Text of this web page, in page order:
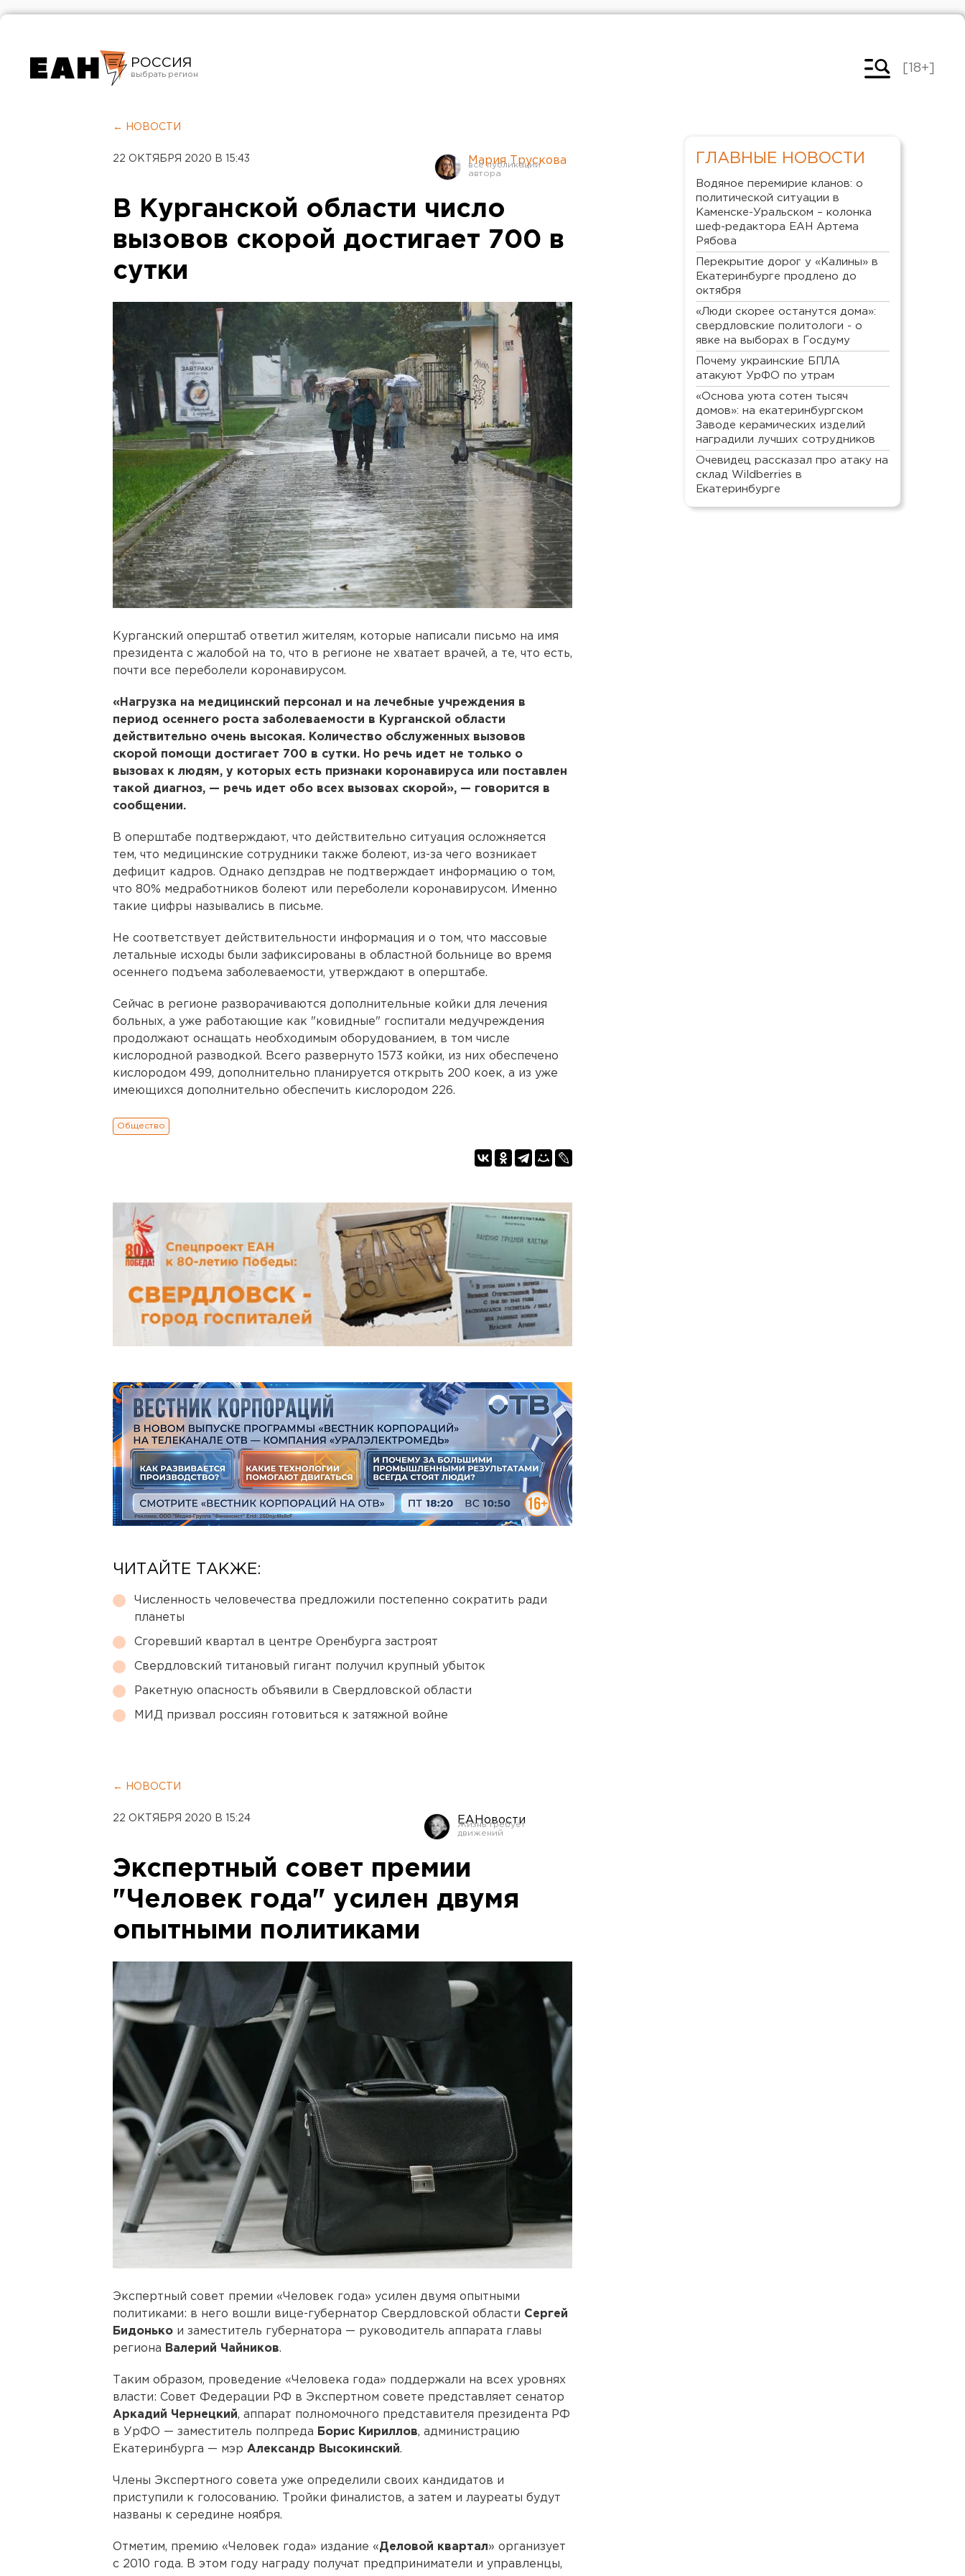
РОССИЯ
Челябинск
[18+]
← НОВОСТИ
22 ОКТЯБРЯ 2020 В 15:43 Мария Трускова
В Курганской области число
вызовов скорой достигает 700 в
сутки
Курганский оперштаб ответил жителям, которые написали письмо на имя
президента с жалобой на то, что в регионе не хватает врачей, а те, что есть,
почти все переболели коронавирусом.
«Нагрузка на медицинский персонал и на лечебные учреждения в
период осеннего роста заболеваемости в Курганской области
действительно очень высокая. Количество обслуженных вызовов
скорой помощи достигает 700 в сутки. Но речь идет не только о
вызовах к людям, у которых есть признаки коронавируса или поставлен
такой диагноз, — речь идет обо всех вызовах скорой», — говорится в
сообщении.
В оперштабе подтверждают, что действительно ситуация осложняется
тем, что медицинские сотрудники также болеют, из-за чего возникает
дефицит кадров. Однако депздрав не подтверждает информацию о том,
что 80% медработников болеют или переболели коронавирусом. Именно
такие цифры назывались в письме.
Не соответствует действительности информация и о том, что массовые
летальные исходы были зафиксированы в областной больнице во время
осеннего подъема заболеваемости, утверждают в оперштабе.
Сейчас в регионе разворачиваются дополнительные койки для лечения
больных, а уже работающие как "ковидные" госпитали медучреждения
продолжают оснащать необходимым оборудованием, в том числе
кислородной разводкой. Всего развернуто 1573 койки, из них обеспечено
кислородом 499, дополнительно планируется открыть 200 коек, а из уже
имеющихся дополнительно обеспечить кислородом 226.
Общество
ЧИТАЙТЕ ТАКЖЕ:
Численность человечества предложили постепенно сократить ради
планеты
Сгоревший квартал в центре Оренбурга застроят
Свердловский титановый гигант получил крупный убыток
Ракетную опасность объявили в Свердловской области
МИД призвал россиян готовиться к затяжной войне
← НОВОСТИ
22 ОКТЯБРЯ 2020 В 15:24 ЕАНовости
Экспертный совет премии
"Человек года" усилен двумя
опытными политиками
Экспертный совет премии «Человек года» усилен двумя опытными
политиками: в него вошли вице-губернатор Свердловской области Сергей
Бидонько и заместитель губернатора — руководитель аппарата главы
региона Валерий Чайников.
Таким образом, проведение «Человека года» поддержали на всех уровнях
власти: Совет Федерации РФ в Экспертном совете представляет сенатор
Аркадий Чернецкий, аппарат полномочного представителя президента РФ
в УрФО — заместитель полпреда Борис Кириллов, администрацию
Екатеринбурга — мэр Александр Высокинский.
Члены Экспертного совета уже определили своих кандидатов и
приступили к голосованию. Тройки финалистов, а затем и лауреаты будут
названы к середине ноября.
Отметим, премию «Человек года» издание «Деловой квартал» организует
с 2010 года. В этом году награду получат предприниматели и управленцы,
ГЛАВНЫЕ НОВОСТИ
Водяное перемирие кланов: о
политической ситуации в
Каменске-Уральском – колонка
шеф-редактора ЕАН Артема
Рябова
Перекрытие дорог у «Калины» в
Екатеринбурге продлено до
октября
«Люди скорее останутся дома»:
свердловские политологи - о
явке на выборах в Госдуму
Почему украинские БПЛА
атакуют УрФО по утрам
«Основа уюта сотен тысяч
домов»: на екатеринбургском
Заводе керамических изделий
наградили лучших сотрудников
Очевидец рассказал про атаку на
склад Wildberries в
Екатеринбурге